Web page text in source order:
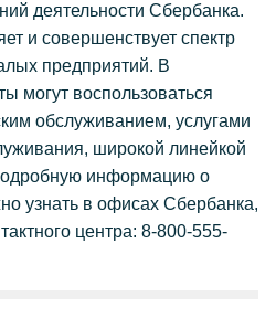
деятельности Сбербанка.
и совершенствует спектр
предприятий. В
могут воспользоваться
обслуживанием, услугами
широкой линейкой
информацию о
узнать в офисах Сбербанка,
центра: 8-800-555-